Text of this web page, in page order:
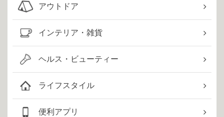
アウトドア
インテリア・雑貨
ヘルス・ビューティー
ライフスタイル
便利アプリ